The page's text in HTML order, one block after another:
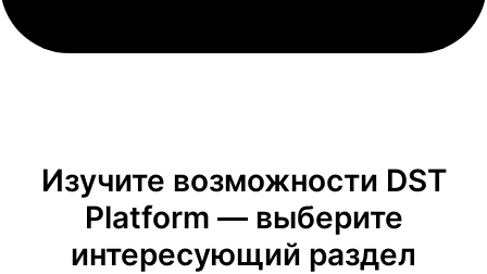
Изучите возможности DST
Platform —выберите
интересующий раздел